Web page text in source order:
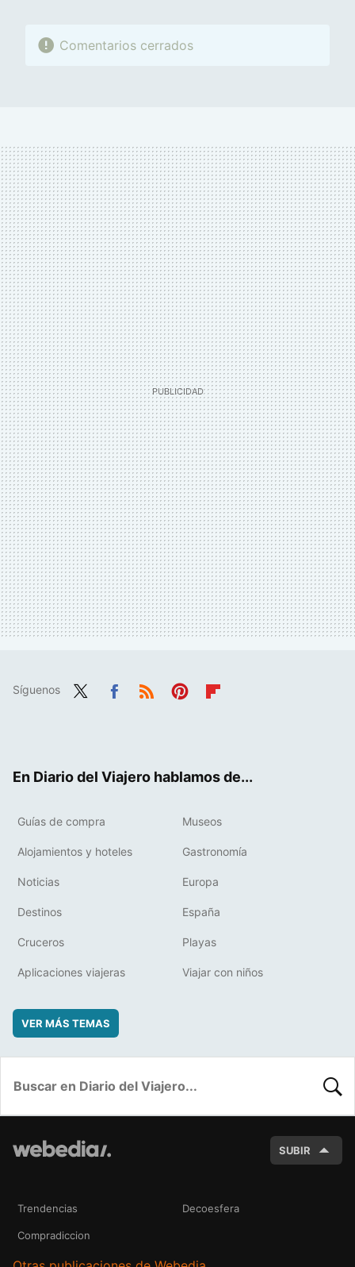
Comentarios cerrados
Síguenos
En Diario del Viajero hablamos de...
Guías de compra Museos
Alojamientos y hoteles Gastronomía
Noticias Europa
Destinos España
Cruceros Playas
Aplicaciones viajeras Viajar con niños
VER MÁS TEMAS
SUBIR
Trendencias Decoesfera
Compradiccion